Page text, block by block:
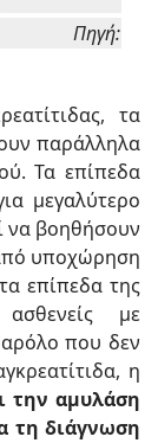
Πηγή:
τα
παράλληλα
Τα επίπεδα
μεγαλύτερο
να βοηθήσουν
υποχώρηση
επίπεδα της
με
που δεν
η
την αμυλάση
τη διάγνωση